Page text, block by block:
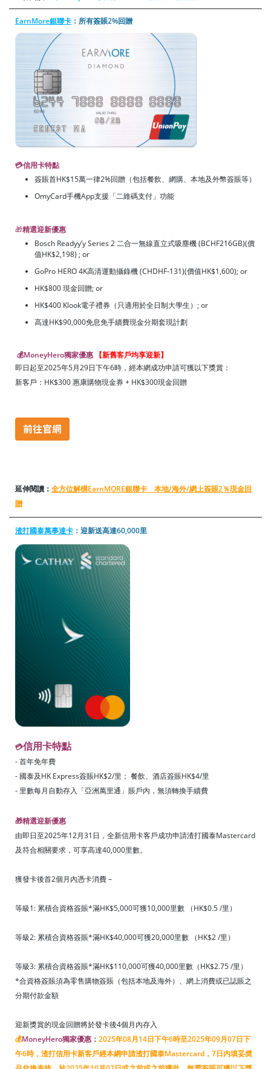
EarnMore銀聯卡 ：所有簽賬2%回贈
💳信用卡特點
簽賬首HK$15萬一律2%回贈（包括餐飲、網購、本地及外幣簽賬等）
OmyCard手機App支援「二維碼支付」功能
🎁精選迎新優惠
Bosch Readyy’y Series 2 二合一無線直立式吸塵機 (BCHF216GB)(價
值HK$2,198) ; or
GoPro HERO 4K高清運動攝錄機 (CHDHF-131)(價值HK$1,600); or
HK$800 現金回贈; or
HK$400 Klook電子禮券（只適用於全日制大學生）; or
高達HK$90,000免息免手續費現金分期套現計劃
💰MoneyHero獨家優惠 【新舊客戶均享迎新】
即日起至2025年5月29日下午6時，經本網成功申請可獲以下獎賞：
新客戶：HK$300 惠康購物現金券 + HK$300現金回贈
延伸閱讀： 全方位解構EarnMORE銀聯卡 本地/海外/網上簽賬2％現金回
贈
渣打國泰萬事達卡 ：迎新送高達60,000里
💳信用卡特點
- 首年免年費
- 國泰及HK Express簽賬HK$2/里； 餐飲、酒店簽賬HK$4/里
- 里數每月自動存入「亞洲萬里通」賬戶內，無須轉換手續費
🎁精選迎新優惠
由即日至2025年12月31日，全新信用卡客戶成功申請渣打國泰Mastercard
及符合相關要求，可享高達40,000里數。
獲發卡後首2個月內憑卡消費 –
等級1: 累積合資格簽賬*滿HK$5,000可獲10,000里數 （HK$0.5 /里）
等級2: 累積合資格簽賬*滿HK$40,000可獲20,000里數 （HK$2 /里）
等級3: 累積合資格簽賬*滿HK$110,000可獲40,000里數（HK$2.75 /里）
*合資格簽賬須為零售購物簽賬（包括本地及海外）、網上消費或已誌賬之
分期付款金額
迎新獎賞的現金回贈將於發卡後4個月內存入
💰MoneyHero獨家優惠： 2025年08月14日下午6時至2025年09月07日下
午6時，渣打信用卡新客戶經本網申請渣打國泰Mastercard，7日内填妥奬